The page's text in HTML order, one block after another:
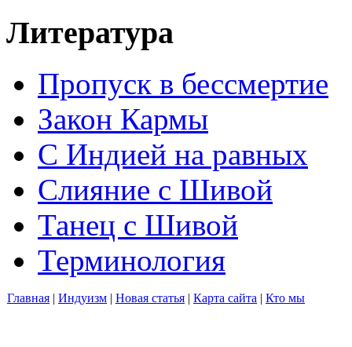
Литература
Пропуск в бессмертие
Закон Кармы
С Индией на равных
Слияние с Шивой
Танец с Шивой
Терминология
Главная | Индуизм | Новая статья | Карта сайта | Кто мы